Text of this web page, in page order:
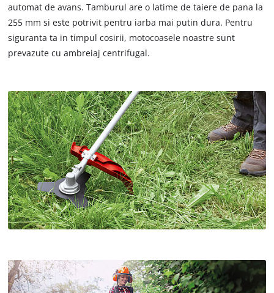
automat de avans. Tamburul are o latime de taiere de pana la
255 mm si este potrivit pentru iarba mai putin dura. Pentru
siguranta ta in timpul cosirii, motocoasele noastre sunt
prevazute cu ambreiaj centrifugal.